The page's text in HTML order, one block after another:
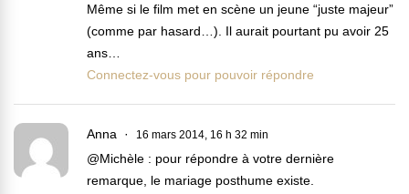
Même si le film met en scène un jeune “juste majeur”
(comme par hasard…). Il aurait pourtant pu avoir 25
ans…
Connectez-vous pour pouvoir répondre
Anna 16 mars 2014, 16 h 32 min
@Michèle : pour répondre à votre dernière
remarque, le mariage posthume existe.